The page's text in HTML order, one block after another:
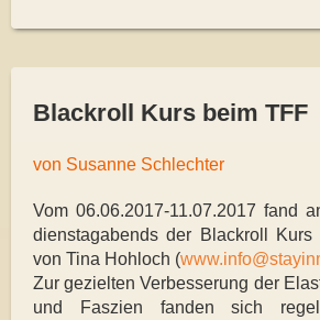
Blackroll Kurs beim TFF
von Susanne Schlechter
Vom 06.06.2017-11.07.2017 fand
dienstagabends der Blackroll Kurs
von Tina Hohloch (
Zur gezielten Verbesserung der
und Faszien fanden sich